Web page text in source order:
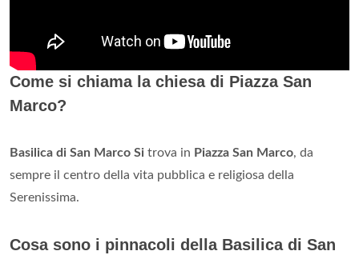
Come si chiama la chiesa di Piazza San
Marco?
Basilica di San Marco Si trova in Piazza San Marco, da
sempre il centro della vita pubblica e religiosa della
Serenissima.
Cosa sono i pinnacoli della Basilica di San